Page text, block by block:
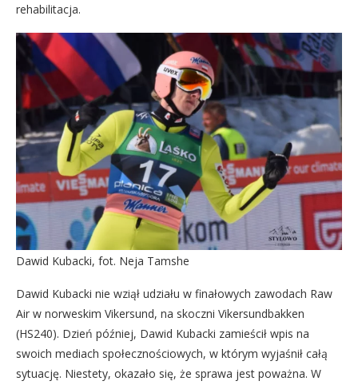
rehabilitacja.
Dawid Kubacki, fot. Neja Tamshe
Dawid Kubacki nie wziął udziału w finałowych zawodach Raw
Air w norweskim Vikersund, na skoczni Vikersundbakken
(HS240). Dzień później, Dawid Kubacki zamieścił wpis na
swoich mediach społecznościowych, w którym wyjaśnił całą
sytuację. Niestety, okazało się, że sprawa jest poważna. W